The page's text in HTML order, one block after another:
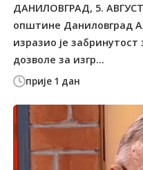
прије 1 дан
ДАНИЛОВГРАД, 5.
општине Даниловград
изразио је
дозволе за изгр...